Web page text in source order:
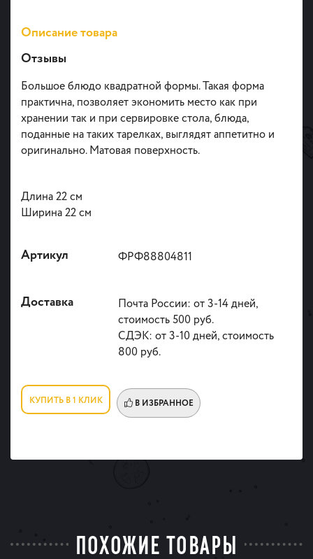
Описание товара
Отзывы
Большое блюдо квадратной формы. Такая форма
практична, позволяет экономить место как при
хранении так и при сервировке стола, блюда,
поданные на таких тарелках, выглядят аппетитно и
оригинально. Матовая поверхность.
Длина 22 см
Ширина 22 см
Артикул ФРФ88804811
Доставка
Почта России: от 3-14 дней,
стоимость 500 руб.
СДЭК: от 3-10 дней, стоимость
800 руб.
КУПИТЬ В 1 КЛИК В ИЗБРАННОЕ
ПОХОЖИЕ ТОВАРЫ